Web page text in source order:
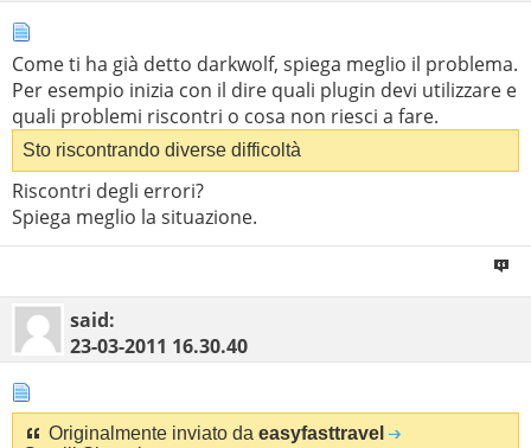
Come ti ha già detto darkwolf, spiega meglio il problema.
Per esempio inizia con il dire quali plugin devi utilizzare e
quali problemi riscontri o cosa non riesci a fare.
Sto riscontrando diverse difficoltà
Riscontri degli errori?
Spiega meglio la situazione.
said:
23-03-2011 16.30.40
Originalmente inviato da easyfasttravel